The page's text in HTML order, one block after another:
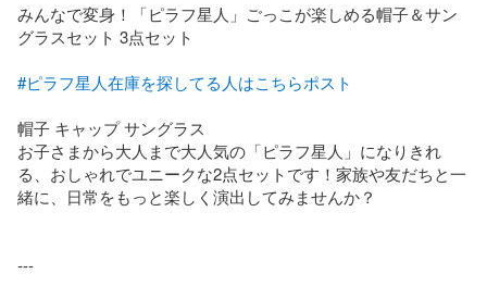
みんなで変身！「ピラフ星人」ごっこが楽しめる帽子＆サン
グラスセット 3点セット
#ピラフ星人在庫を探してる人はこちらポスト
帽子 キャップ サングラス
お子さまから大人まで大人気の「ピラフ星人」になりきれ
る、おしゃれでユニークな2点セットです！家族や友だちと一
緒に、日常をもっと楽しく演出してみませんか？
---